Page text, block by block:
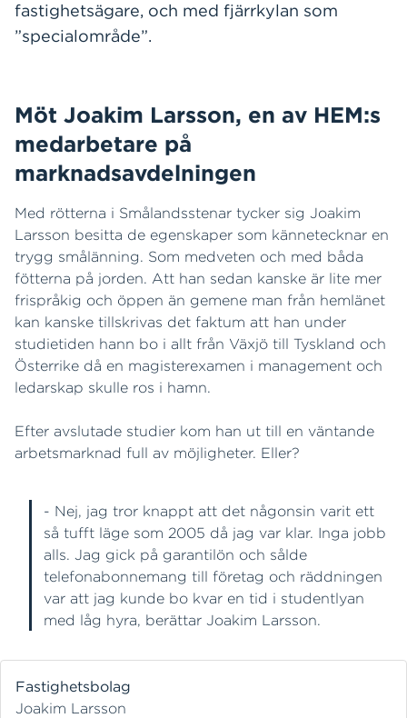
fastighetsägare, och med fjärrkylan som
”specialområde”.
Möt Joakim Larsson, en av HEM:s
medarbetare på
marknadsavdelningen
Med rötterna i Smålandsstenar tycker sig Joakim
Larsson besitta de egenskaper som kännetecknar en
trygg smålänning. Som medveten och med båda
fötterna på jorden. Att han sedan kanske är lite mer
frispråkig och öppen än gemene man från hemlänet
kan kanske tillskrivas det faktum att han under
studietiden hann bo i allt från Växjö till Tyskland och
Österrike då en magisterexamen i management och
ledarskap skulle ros i hamn.
Efter avslutade studier kom han ut till en väntande
arbetsmarknad full av möjligheter. Eller?
- Nej, jag tror knappt att det någonsin varit ett
så tufft läge som 2005 då jag var klar. Inga jobb
alls. Jag gick på garantilön och sålde
telefonabonnemang till företag och räddningen
var att jag kunde bo kvar en tid i studentlyan
med låg hyra, berättar Joakim Larsson.
Fastighetsbolag
Joakim Larsson